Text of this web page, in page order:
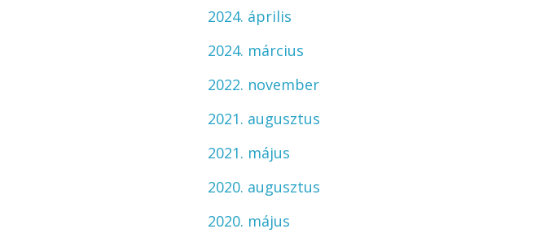
2024. április
2024. március
2022. november
2021. augusztus
2021. május
2020. augusztus
2020. május